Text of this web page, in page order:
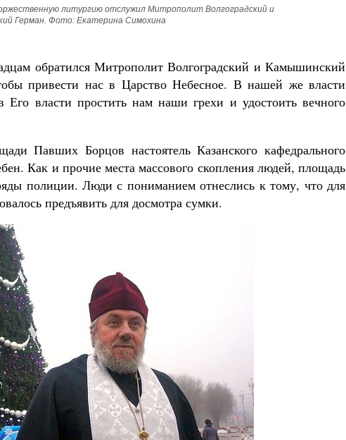
литургию отслужил Митрополит Волгоградский и
Герман. Фото: Екатерина Симохина
обратился Митрополит Волгоградский и Камышинский
привести нас в Царство Небесное. В нашей же власти
Его власти простить нам наши грехи и удостоить вечного
Павших Борцов настоятель Казанского кафедрального
Как и прочие места массового скопления людей, площадь
полиции. Люди с пониманием отнеслись к тому, что для
предъявить для досмотра сумки.